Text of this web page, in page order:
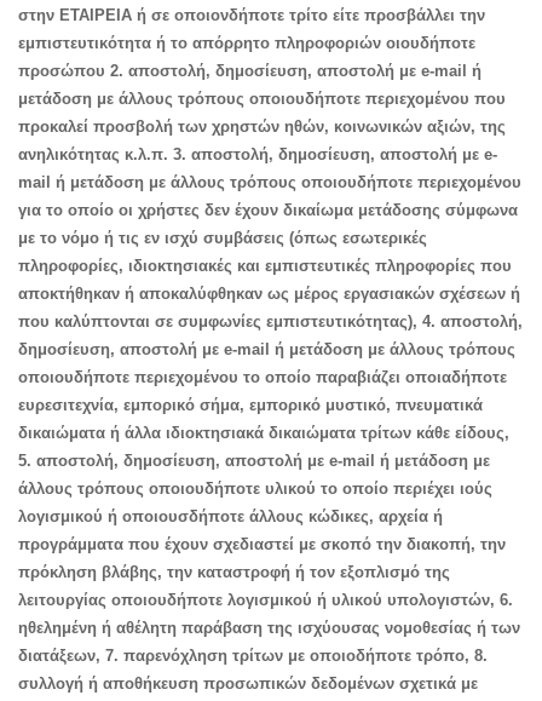
στην ΕΤΑΙΡΕΙΑ ή σε οποιονδήποτε τρίτο είτε προσβάλλει την
εμπιστευτικότητα ή το απόρρητο πληροφοριών οιουδήποτε
προσώπου 2. αποστολή, δημοσίευση, αποστολή με e-mail ή
μετάδοση με άλλους τρόπους οποιουδήποτε περιεχομένου που
προκαλεί προσβολή των χρηστών ηθών, κοινωνικών αξιών, της
ανηλικότητας κ.λ.π. 3. αποστολή, δημοσίευση, αποστολή με e-
mail ή μετάδοση με άλλους τρόπους οποιουδήποτε περιεχομένου
για το οποίο οι χρήστες δεν έχουν δικαίωμα μετάδοσης σύμφωνα
με το νόμο ή τις εν ισχύ συμβάσεις (όπως εσωτερικές
πληροφορίες, ιδιοκτησιακές και εμπιστευτικές πληροφορίες που
αποκτήθηκαν ή αποκαλύφθηκαν ως μέρος εργασιακών σχέσεων ή
που καλύπτονται σε συμφωνίες εμπιστευτικότητας), 4. αποστολή,
δημοσίευση, αποστολή με e-mail ή μετάδοση με άλλους τρόπους
οποιουδήποτε περιεχομένου το οποίο παραβιάζει οποιαδήποτε
ευρεσιτεχνία, εμπορικό σήμα, εμπορικό μυστικό, πνευματικά
δικαιώματα ή άλλα ιδιοκτησιακά δικαιώματα τρίτων κάθε είδους,
5. αποστολή, δημοσίευση, αποστολή με e-mail ή μετάδοση με
άλλους τρόπους οποιουδήποτε υλικού το οποίο περιέχει ιούς
λογισμικού ή οποιουσδήποτε άλλους κώδικες, αρχεία ή
προγράμματα που έχουν σχεδιαστεί με σκοπό την διακοπή, την
πρόκληση βλάβης, την καταστροφή ή τον εξοπλισμό της
λειτουργίας οποιουδήποτε λογισμικού ή υλικού υπολογιστών, 6.
ηθελημένη ή αθέλητη παράβαση της ισχύουσας νομοθεσίας ή των
διατάξεων, 7. παρενόχληση τρίτων με οποιοδήποτε τρόπο, 8.
συλλογή ή αποθήκευση προσωπικών δεδομένων σχετικά με